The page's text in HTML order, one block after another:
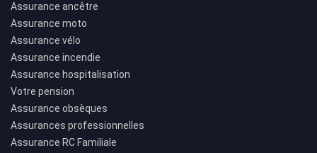
Assurance ancêtre
Assurance moto
Assurance vélo
Assurance incendie
Assurance hospitalisation
Votre pension
Assurance obsèques
Assurances professionnelles
Assurance RC Familiale